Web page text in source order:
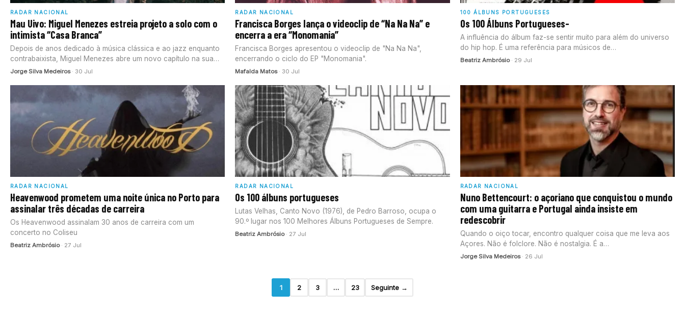
RADAR NACIONAL
Mau Uivo: Miguel Menezes estreia projeto a solo com o
intimista “Casa Branca”
Depois de anos dedicado à música clássica e ao jazz enquanto
contrabaixista, Miguel Menezes abre um novo capítulo na sua…
Jorge Silva Medeiros· 30 Jul
RADAR NACIONAL
Francisca Borges lança o videoclip de “Na Na Na” e
encerra a era “Monomania”
Francisca Borges apresentou o videoclip de "Na Na Na",
encerrando o ciclo do EP "Monomania".
Mafalda Matos· 30 Jul
100 ÁLBUNS PORTUGUESES
Os 100 Álbuns Portugueses-
A influência do álbum faz-se sentir muito para além do universo
do hip hop. É uma referência para músicos de…
Beatriz Ambrósio· 29 Jul
RADAR NACIONAL
Heavenwood prometem uma noite única no Porto para
assinalar três décadas de carreira
Os Heavenwood assinalam 30 anos de carreira com um
concerto no Coliseu
Beatriz Ambrósio· 27 Jul
RADAR NACIONAL
Os 100 álbuns portugueses
Lutas Velhas, Canto Novo (1976), de Pedro Barroso, ocupa o
90.º lugar nos 100 Melhores Álbuns Portugueses de Sempre.
Beatriz Ambrósio· 27 Jul
RADAR NACIONAL
Nuno Bettencourt: o açoriano que conquistou o mundo
com uma guitarra e Portugal ainda insiste em
redescobrir
Quando o oiço tocar, encontro qualquer coisa que me leva aos
Açores. Não é folclore. Não é nostalgia. É a…
Jorge Silva Medeiros· 26 Jul
1 2 3 … 23 Seguinte →